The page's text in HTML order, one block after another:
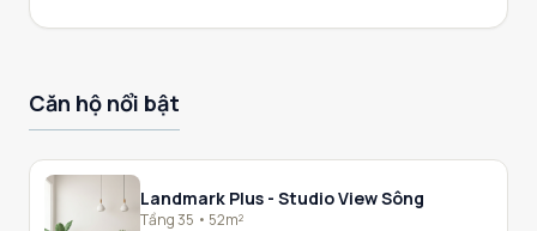
Căn hộ nổi bật
Landmark Plus - Studio View Sông
Tầng 35 • 52m²